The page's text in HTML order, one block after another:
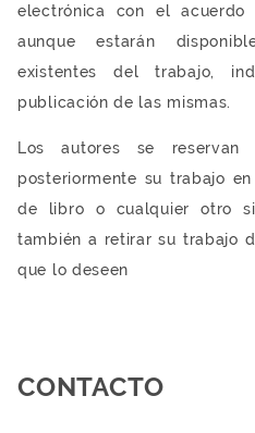
electrónica con el
aunque estarán
existentes del trabajo,
publicación de las mismas.
Los autores se
posteriormente su trabajo
de libro o cualquier otro
también a retirar su trabajo
que lo deseen
CONTACTO